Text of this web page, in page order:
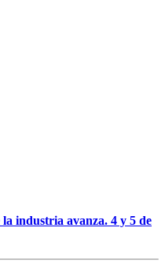
industria avanza. 4 y 5 de